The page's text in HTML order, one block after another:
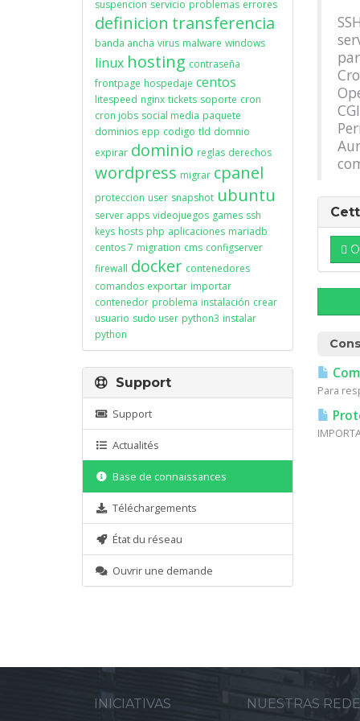
Para
suspencion servicio problemas errores
definicion transferencia
banda ancha virus malware windows
linux hosting contraseña
frontpage hospedaje centos
litespeed nginx tickets soporte cron
cron jobs social media paquete
dominios epp codigo tld domnio
expirar dominio reglas derechos
wordpress migrar cpanel
proteccion user snapshot ubuntu
server apps videojuegos games ssh
keys hosts php aplicaciones mariadb
centos 7 migration cms configserver
firewall docker contenedores
comandos exportar importar
contenedor problema instalación crear
usuario sudo user python3 instalar
python
Support
Support
Actualités
Base de connaissances
Téléchargements
État du réseau
Ouvrir une demande
INICIATIVAS NUESTRAS